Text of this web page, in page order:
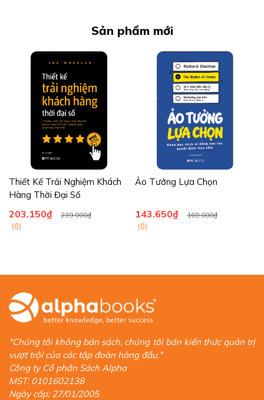
Sản phẩm mới
Thiết Kế Trải Nghiệm Khách
Hàng Thời Đại Số
203.150₫ 239.000₫
(0)
Ảo Tưởng Lựa Chọn
143.650₫ 169.000₫
(0)
"Chúng tôi không bán sách, chúng tôi bán kiến thức quản trị
vượt trội của các tập đoàn hàng đầu."
Công ty Cổ phần Sách Alpha
MST: 0101602138
Ngày cấp: 27/01/2005